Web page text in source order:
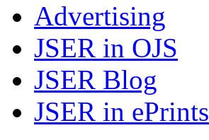
Advertising
JSER in OJS
JSER Blog
JSER in ePrints